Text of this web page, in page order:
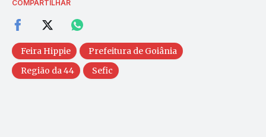
COMPARTILHAR
Feira Hippie
Prefeitura de Goiânia
Região da 44
Sefic